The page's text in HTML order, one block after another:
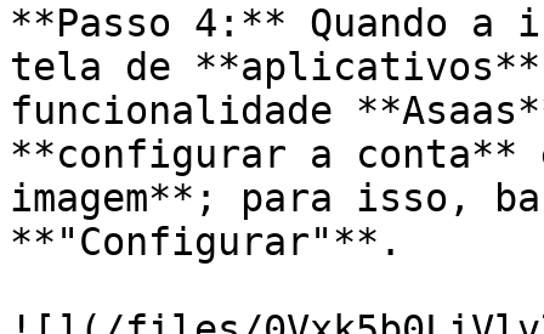
**Passo 4:** Quando
tela de
funcionalidade
**configurar a conta**
imagem**; para isso,
**"Configurar"**.